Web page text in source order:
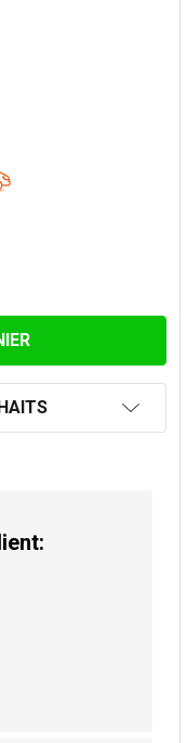
DE